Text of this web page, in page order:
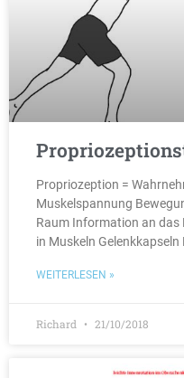
Propriozeption =
Muskelspannung
Raum Information an das
in Muskeln
WEITERLESEN »
Richard 21/10/2018